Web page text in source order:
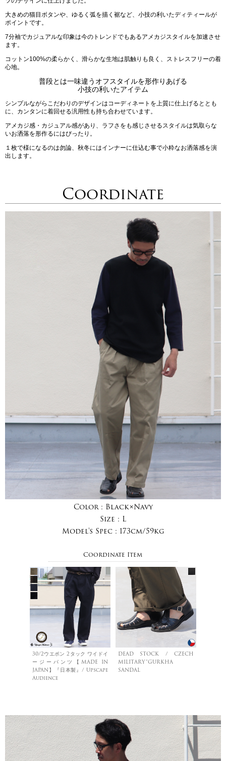
大きめの猫目ボタンや、ゆるく弧を描く裾など、小技の利いたディティールが
ポイントです。
7分袖でカジュアルな印象は今のトレンドでもあるアメカジスタイルを加速させ
ます。
コットン100%の柔らかく、滑らかな生地は肌触りも良く、ストレスフリーの着
心地。
普段とは一味違うオフスタイルを形作りあげる
小技の利いたアイテム
シンプルながらこだわりのデザインはコーディネートを上質に仕上げるととも
に、カンタンに着回せる汎用性も持ち合わせています。
アメカジ感・カジュアル感があり、ラフさをも感じさせるスタイルは気取らな
いお洒落を形作るにはぴったり。
１枚で様になるのは勿論、秋冬にはインナーに仕込む事で小粋なお洒落感を演
出します。
Coordinate
Color : Black×Navy
Size : L
Model's Spec : 173cm/59kg
Coordinate Item
30/2ウエポン 2タック ワイドイ
ージーパンツ【MADE IN
JAPAN】『日本製』/ Upscape
Audience
DEAD STOCK / CZECH
MILITARY”GURKHA
SANDAL